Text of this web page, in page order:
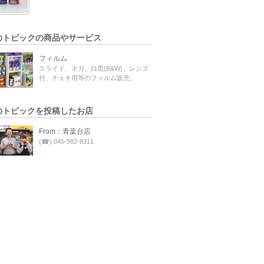
トピックの商品やサービス
フィルム
スライド、ネガ、白黒(B&W)、レンズ
付、チェキ用等のフィルム販売。
トピックを投稿したお店
From：青葉台店
(☎) 045-982-8311